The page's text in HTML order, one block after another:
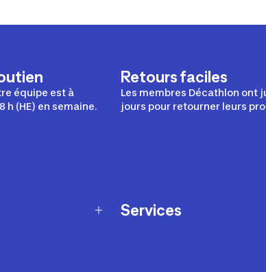
équipe est à
h (HE) en semaine.
Retours faciles
Les membres Décathlon ont
jours pour retourner leurs
Services